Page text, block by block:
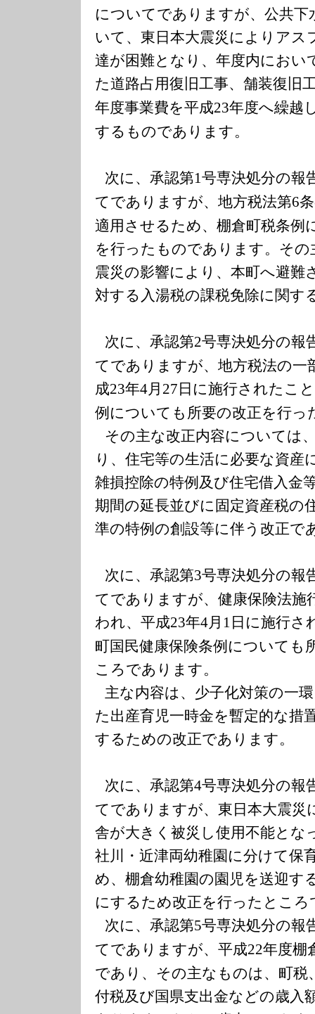
についてでありますが、公共下
いて、東日本大震災によりアス
達が困難となり、年度内におい
た道路占用復旧工事、舗装復旧
年度事業費を平成23年度へ繰越
するものであります。
次に、承認第1号専決処分の報
てでありますが、地方税法第6
適用させるため、棚倉町税条例
を行ったものであります。そ
震災の影響により、本町へ避難
対する入湯税の課税免除に関す
次に、承認第2号専決処分の報
てでありますが、地方税法の一
成23年4月 27日に施行されたこ
例についても所要の改正を行
その主な改正内容については
り、住宅等の生活に必要な資産
雑損控除の特例及び住宅借入金
期間の延長並びに固定資産税の
準の特例の創設等に伴う改正で
次に、承認第3号専決処分の報
てでありますが、健康保険法施
われ、平成23年4月 1 日に施行さ
町国民健康保険条例についても
ころであります。
主な内容は、少子化対策の一
た出産育児一時金を暫定的な措
するための改正であります。
次に、承認第4号専決処分の報
てでありますが、東日本大震災
舎が大きく被災し使用不能とな
社川・近津両幼稚園に分けて保
め、棚倉幼稚園の園児を送迎す
にするため改正を行ったとこ
次に、承認第5号専決処分の報
てでありますが、平成22年度棚
であり、その主なものは、町税
付税及び国県支出金などの歳入